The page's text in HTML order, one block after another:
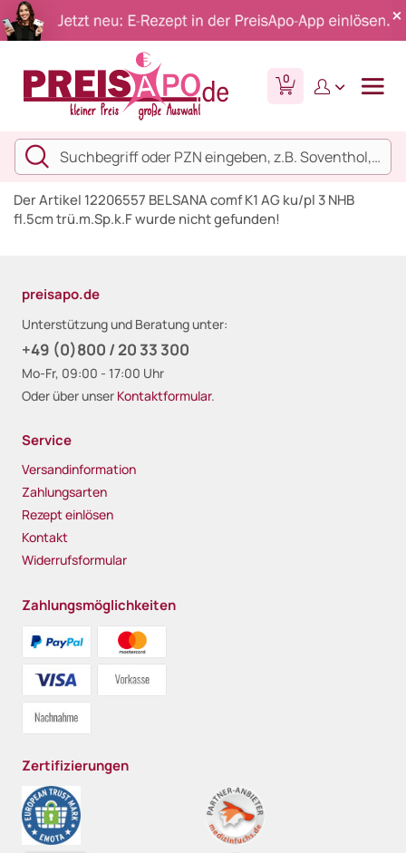
0
Der Artikel 12206557 BELSANA comf K1 AG ku/pl 3 NHB
fl.5cm trü.m.Sp.k.F wurde nicht gefunden!
preisapo.de
Unterstützung und Beratung unter:
+49 (0)800 / 20 33 300
Mo-Fr, 09:00 - 17:00 Uhr
Oder über unser Kontaktformular.
Service
Versandinformation
Zahlungsarten
Rezept einlösen
Kontakt
Widerrufsformular
Zahlungsmöglichkeiten
Zertifizierungen